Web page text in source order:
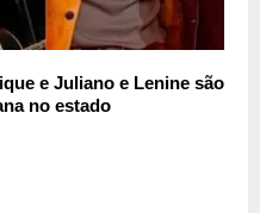
e Juliano e Lenine são
no estado